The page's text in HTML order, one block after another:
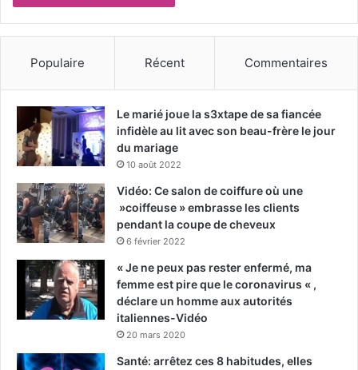
Populaire Récent Commentaires
Le marié joue la s3xtape de sa fiancée
infidèle au lit avec son beau-frère le jour
du mariage
10 août 2022
Vidéo: Ce salon de coiffure où une
»coiffeuse » embrasse les clients
pendant la coupe de cheveux
6 février 2022
« Je ne peux pas rester enfermé, ma
femme est pire que le coronavirus « ,
déclare un homme aux autorités
italiennes-Vidéo
20 mars 2020
Santé: arrêtez ces 8 habitudes, elles